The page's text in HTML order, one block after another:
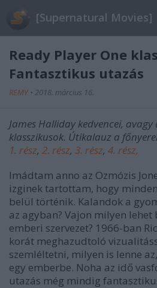
[Supernatural Movies]
Ready Player One
Fantasztikus utazás
REMY • 2018. március 16.
James Halliday kedvencei, avagy
klasszikusok. Útikalauz a
1. rész, 2. rész, 3. rész, 4. rész,
Imádtam anno az Ozmózis
izginek tartottam, hogy
belül történik. Kalandok a
az agyban? Vajon milyen lehet
emberi szervezet? 1966-ban
korát meghazudtoló
szemléltetni, milyen is lenne
egy emberbe. Noha az idő
utazás még mindig